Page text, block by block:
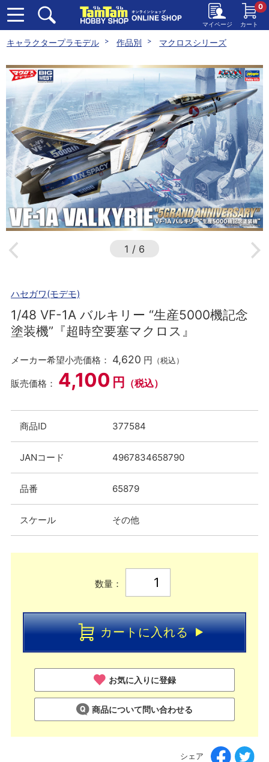
マイページ カート
0
キャラクタープラモデル 作品別 マクロスシリーズ
1 / 6
ハセガワ(モデモ)
1/48 VF-1A バルキリー “生産5000機記念
塗装機”『超時空要塞マクロス』
メーカー希望小売価格： 4,620 円 （税込）
販売価格： 4,100 円 （税込）
商品ID 377584
JANコード 4967834658790
品番 65879
スケール その他
数量：
カートに入れる
お気に入りに登録
商品について問い合わせる
シェア